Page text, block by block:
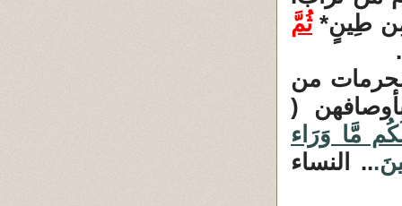
مِن طِينٍ*ثُمَّ
من
(
مَّا وَرَاء
... النساء